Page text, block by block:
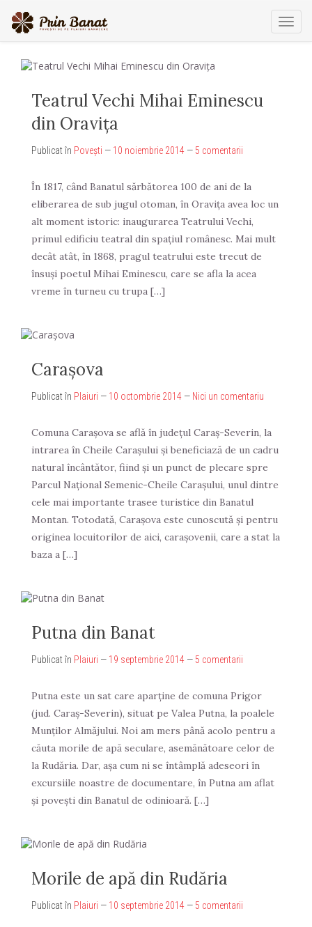
Teatrul Vechi Mihai Eminescu
din Oraviţa
Publicat în Povești — 10 noiembrie 2014 — 5 comentarii
În 1817, când Banatul sărbătorea 100 de ani de la
eliberarea de sub jugul otoman, în Oraviţa avea loc un
alt moment istoric: inaugurarea Teatrului Vechi,
primul edificiu teatral din spaţiul românesc. Mai mult
decât atât, în 1868, pragul teatrului este trecut de
însuşi poetul Mihai Eminescu, care se afla la acea
vreme în turneu cu trupa […]
Caraşova
Publicat în Plaiuri — 10 octombrie 2014 — Nici un comentariu
Comuna Caraşova se află în judeţul Caraş-Severin, la
intrarea în Cheile Caraşului şi beneficiază de un cadru
natural încântător, fiind şi un punct de plecare spre
Parcul Naţional Semenic-Cheile Caraşului, unul dintre
cele mai importante trasee turistice din Banatul
Montan. Totodată, Caraşova este cunoscută şi pentru
originea locuitorilor de aici, caraşovenii, care a stat la
baza a […]
Putna din Banat
Publicat în Plaiuri — 19 septembrie 2014 — 5 comentarii
Putna este un sat care aparține de comuna Prigor
(jud. Caraș-Severin), situat pe Valea Putna, la poalele
Munților Almăjului. Noi am mers până acolo pentru a
căuta morile de apă seculare, asemănătoare celor de
la Rudăria. Dar, așa cum ni se întâmplă adeseori în
excursiile noastre de documentare, în Putna am aflat
și povești din Banatul de odinioară. […]
Morile de apă din Rudăria
Publicat în Plaiuri — 10 septembrie 2014 — 5 comentarii